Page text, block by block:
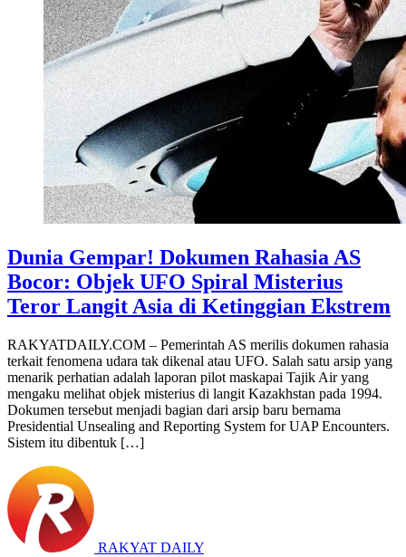
Dunia Gempar! Dokumen Rahasia AS
Bocor: Objek UFO Spiral Misterius
Teror Langit Asia di Ketinggian Ekstrem
RAKYATDAILY.COM – Pemerintah AS merilis dokumen rahasia
terkait fenomena udara tak dikenal atau UFO. Salah satu arsip yang
menarik perhatian adalah laporan pilot maskapai Tajik Air yang
mengaku melihat objek misterius di langit Kazakhstan pada 1994.
Dokumen tersebut menjadi bagian dari arsip baru bernama
Presidential Unsealing and Reporting System for UAP Encounters.
Sistem itu dibentuk […]
RAKYAT DAILY